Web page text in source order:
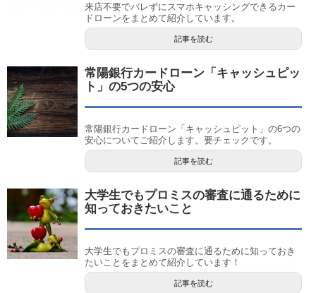
来店不要でバレずにスマホキャッシングできるカー
ドローンをまとめて紹介しています。
記事を読む
常陽銀行カードローン「キャッシュピッ
ト」の5つの安心
常陽銀行カードローン「キャッシュピット」の6つの
安心についてご紹介します。要チェックです。
記事を読む
大学生でもプロミスの審査に通るために
知っておきたいこと
大学生でもプロミスの審査に通るために知っておき
たいことをまとめて紹介しています！
記事を読む